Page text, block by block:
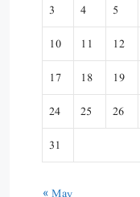
3
4 5
10
11 12
17
18 19
24
25 26
31
« May